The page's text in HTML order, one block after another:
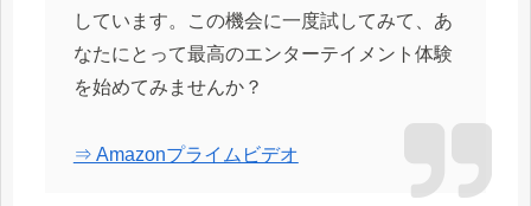
しています。この機会に一度試してみて、あ
なたにとって最高のエンターテイメント体験
を始めてみませんか？
⇒ Amazonプライムビデオ